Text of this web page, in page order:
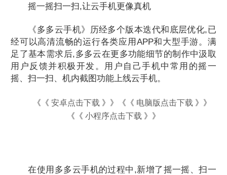
摇一摇扫一扫,让云手机更像真机
《多多云手机》历经多个版本迭代和底层优化,已
经可以高清流畅的运行各类应用APP和大型手游。满
足了基本需求后,多多云在更多功能细节的制作中汲取
用户反馈并积极开发。用户自己手机中常用的摇一
摇、扫一扫、机内截图功能上线云手机。
《《安卓点击下载 》》《《 电脑版点击下载 》》
《《 小程序点击下载 》》
在使用多多云手机的过程中,新增了摇一摇、扫一